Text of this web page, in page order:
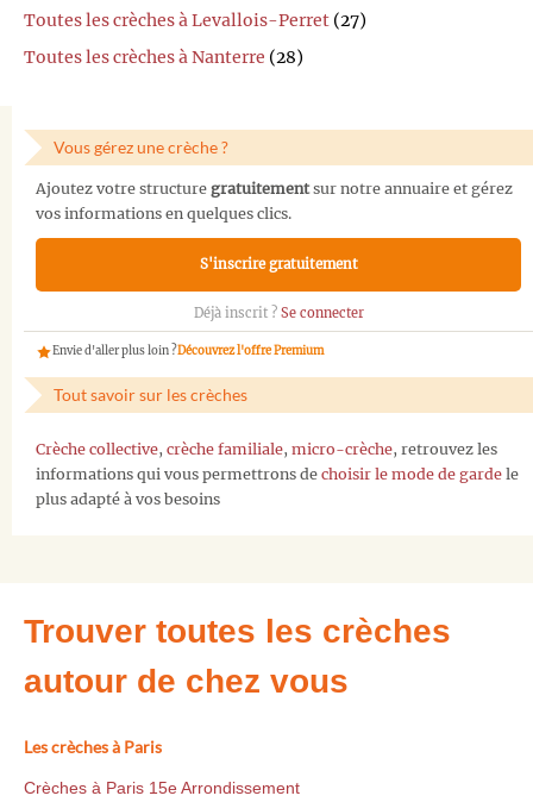
Toutes les crèches à Levallois-Perret (27)
Toutes les crèches à Nanterre (28)
Vous gérez une crèche ?
Ajoutez votre structure gratuitementsur notre annuaire et gérez
vos informations en quelques clics.
S'inscrire gratuitement
Déjà inscrit ? Se connecter
Envie d'aller plus loin ?Découvrez l'offre Premium
Tout savoir sur les crèches
Crèche collective, crèche familiale, micro-crèche, retrouvez les
informations qui vous permettrons de choisir le mode de garde le
plus adapté à vos besoins
Trouver toutes les crèches
autour de chez vous
Les crèches à Paris
Crèches à Paris 15e Arrondissement